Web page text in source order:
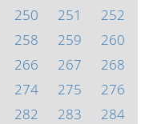
250 251
252
258 259
260
266 267
268
274 275
276
282 283
284